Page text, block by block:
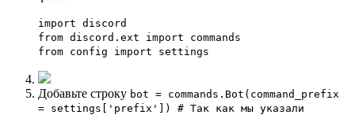
import discord
from discord.ext import commands
from config import settings
Добавьте строку bot = commands.Bot(command_prefix
= settings['prefix']) # Так как мы указали